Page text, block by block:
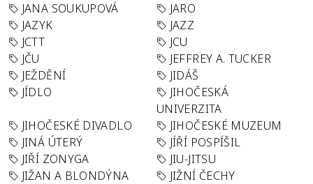
JANA SOUKUPOVÁ
JARO
JAZYK
JAZZ
JCTT
JCU
JČU
JEFFREY A. TUCKER
JEŽDĚNÍ
JIDÁŠ
JÍDLO
JIHOČESKÁ
UNIVERZITA
JIHOČESKÉ DIVADLO
JIHOČESKÉ MUZEUM
JINÁ ÚTERÝ
JÍŘÍ POSPÍŠIL
JIŘÍ ZONYGA
JIU-JITSU
JIŽAN A BLONDÝNA
JIŽNÍ ČECHY